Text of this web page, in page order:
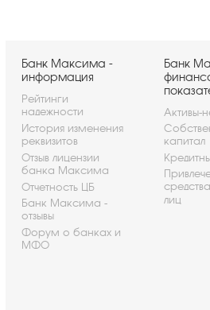
Банк Максима -
информация
Рейтинги
надежности
История изменения
реквизитов
Отзыв лицензии
банка Максима
Отчетность ЦБ
Банк Максима -
отзывы
Форум о банках и
МФО
Банк
Активы-
капитал
лиц